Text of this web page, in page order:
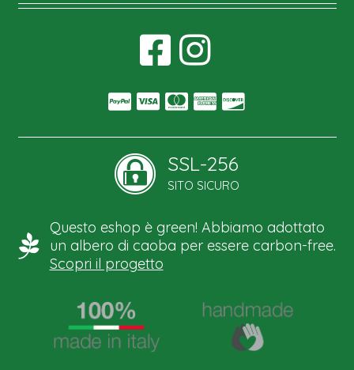
SSL-256
SITO SICURO
Questo eshop è green! Abbiamo adottato
un albero di caoba per essere carbon-free.
Scopri il progetto